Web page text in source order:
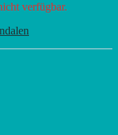
verfügbar.